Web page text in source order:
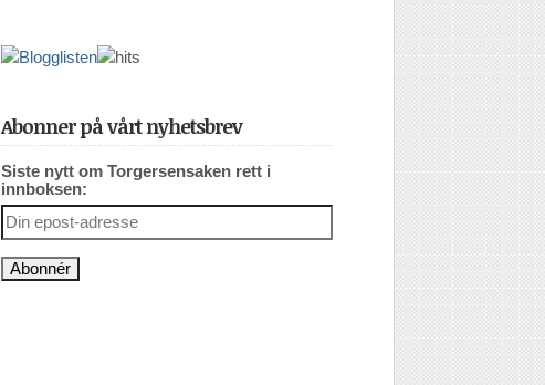
Abonner på vårt nyhetsbrev
Siste nytt om Torgersensaken rett i
innboksen: